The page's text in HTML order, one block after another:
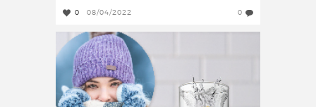
0 08/04/2022 0